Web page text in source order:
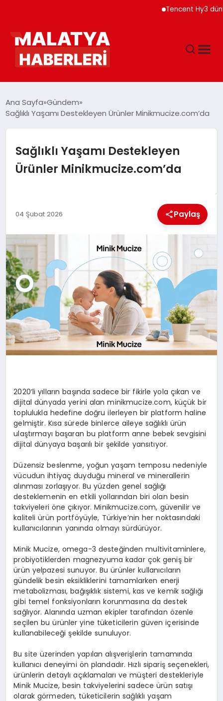
Tencent Hy3 dünya
DÜNYA
EKONOMI
MAGAZIN
SAĞLIK
SIYASET
SPOR
Ana Sayfa Gündem
Sağlıklı Yaşamı Destekleyen Ürünler Minikmucize.com’da
Sağlıklı Yaşamı Destekleyen
Ürünler Minikmucize.com’da
04 Şubat 2026 Paylaş
2020’li yılların başında sadece bir fikirle yola çıkan ve
dijital dünyada yerini alan minikmucize.com, küçük bir
toplulukla hedefine doğru ilerleyen bir platform haline
gelmiştir. Kısa sürede binlerce aileye sağlıklı ürün
ulaştırmayı başaran bu platform anne bebek sevgisini
dijital dünyaya başarılı bir şekilde yansıtıyor.
Düzensiz beslenme, yoğun yaşam temposu nedeniyle
vücudun ihtiyaç duyduğu mineral ve minerallerin
alınması zorlaşıyor. Bu yüzden genel sağlığı
desteklemenin en etkili yollarından biri olan besin
takviyeleri öne çıkıyor. Minikmucize.com, güvenilir ve
kaliteli ürün portföyüyle, Türkiye’nin her noktasındaki
kullanıcılarının yanında olmayı sürdürüyor.
Minik Mucize, omega-3 desteğindenmultivitaminlere,
probiyotiklerden magnezyuma kadar çok geniş bir
ürün yelpazesi sunuyor. Bu ürünler kullanıcıların
gündelik besin eksikliklerini tamamlarken enerji
metabolizması, bağışıklık sistemi, kas ve kemik sağlığı
gibi temel fonksiyonların korunmasına da destek
sağlıyor. Alanında uzman ekipler tarafından özenle
seçilen bu ürünler yine tüketicilerin güven içerisinde
kullanabileceği şekilde sunuluyor.
Bu site üzerinden yapılan alışverişlerin tamamında
kullanıcı deneyimi ön plandadır. Hızlı sipariş seçenekleri,
ürünlerin detaylı açıklamaları ve müşteri destekleriyle
Minik Mucize, besin takviyelerini sadece ürün satışı
olarak görmeden, tüketicilerin sağlıklı yaşam